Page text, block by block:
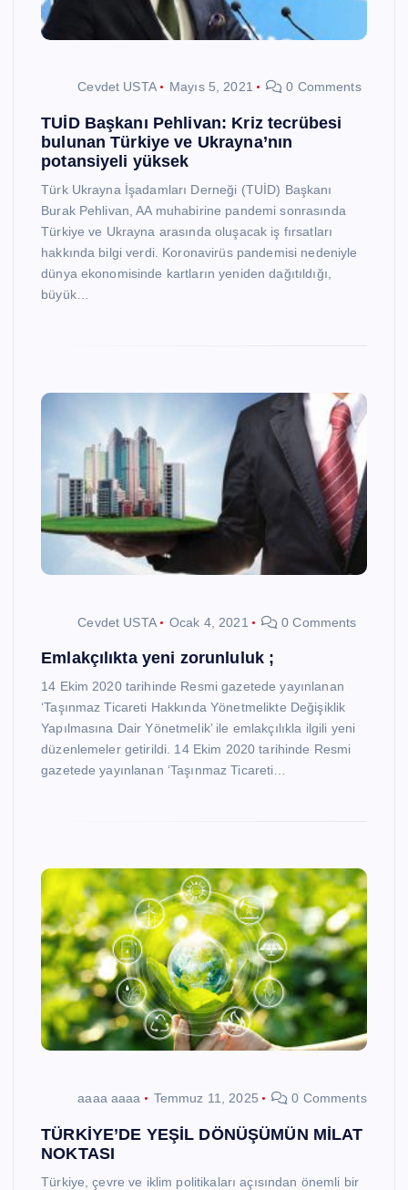
Cevdet USTA Mayıs 5, 2021 0 Comments
TUİD Başkanı Pehlivan: Kriz tecrübesi
bulunan Türkiye ve Ukrayna’nın
potansiyeli yüksek
Türk Ukrayna İşadamları Derneği (TUİD) Başkanı
Burak Pehlivan, AA muhabirine pandemi sonrasında
Türkiye ve Ukrayna arasında oluşacak iş fırsatları
hakkında bilgi verdi. Koronavirüs pandemisi nedeniyle
dünya ekonomisinde kartların yeniden dağıtıldığı,
büyük…
Cevdet USTA Ocak 4, 2021 0 Comments
Emlakçılıkta yeni zorunluluk ;
14 Ekim 2020 tarihinde Resmi gazetede yayınlanan
‘Taşınmaz Ticareti Hakkında Yönetmelikte Değişiklik
Yapılmasına Dair Yönetmelik’ ile emlakçılıkla ilgili yeni
düzenlemeler getirildi. 14 Ekim 2020 tarihinde Resmi
gazetede yayınlanan ‘Taşınmaz Ticareti…
aaaa aaaa Temmuz 11, 2025 0 Comments
TÜRKİYE’DE YEŞİL DÖNÜŞÜMÜN MİLAT
NOKTASI
Türkiye, çevre ve iklim politikaları açısından önemli bir